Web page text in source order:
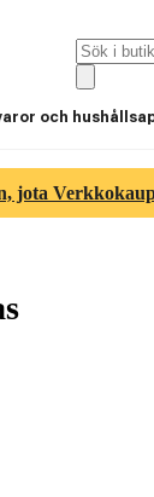
och
jota